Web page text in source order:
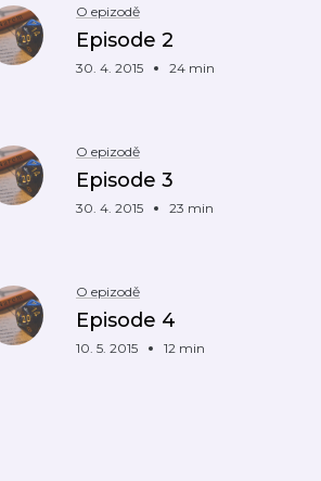
O epizodě
Episode 2
30. 4. 2015 24 min
O epizodě
Episode 3
30. 4. 2015 23 min
O epizodě
Episode 4
10. 5. 2015 12 min